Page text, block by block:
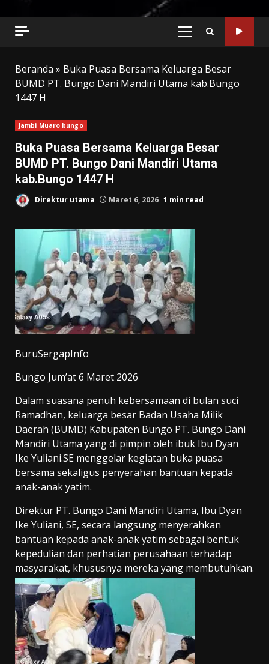
PRIMARY
Beranda » Buka Puasa Bersama Keluarga Besar
BUMD PT. Bungo Dani Mandiri Utama kab.Bungo
1447 H
Jambi Muaro bungo
Buka Puasa Bersama Keluarga Besar
BUMD PT. Bungo Dani Mandiri Utama
kab.Bungo 1447 H
Direktur utama Maret 6, 2026 1 min read
BuruSergapInfo
Bungo Jum’at 6 Maret 2026
Dalam suasana penuh kebersamaan di bulan suci
Ramadhan, keluarga besar Badan Usaha Milik
Daerah (BUMD) Kabupaten Bungo PT. Bungo Dani
Mandiri Utama yang di pimpin oleh ibuk Ibu Dyan
Ike Yuliani.SE menggelar kegiatan buka puasa
bersama sekaligus penyerahan bantuan kepada
anak-anak yatim.
Direktur PT. Bungo Dani Mandiri Utama, Ibu Dyan
Ike Yuliani, SE, secara langsung menyerahkan
bantuan kepada anak-anak yatim sebagai bentuk
kepedulian dan perhatian perusahaan terhadap
masyarakat, khususnya mereka yang membutuhkan.